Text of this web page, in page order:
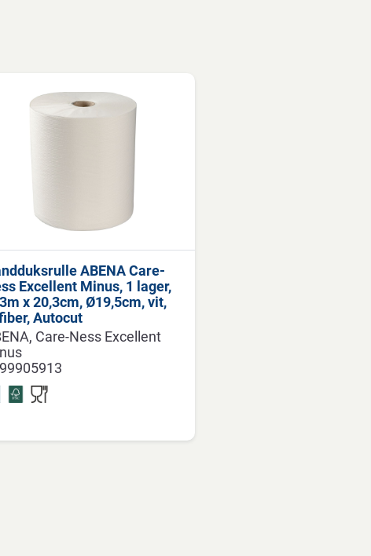
ABENA Care-
Excellent Minus, 1 lager,
x 20,3cm, Ø19,5cm, vit,
Autocut
Care-Ness Excellent